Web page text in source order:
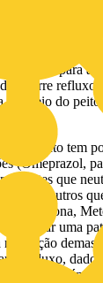
digestivo em
o esófago. O
da acidez
usado para a
ocorre refluxo.
no meio do
tem
(Omeprazol,
estes que
com outros
abordar uma
o refluxo, dado
se mantém.